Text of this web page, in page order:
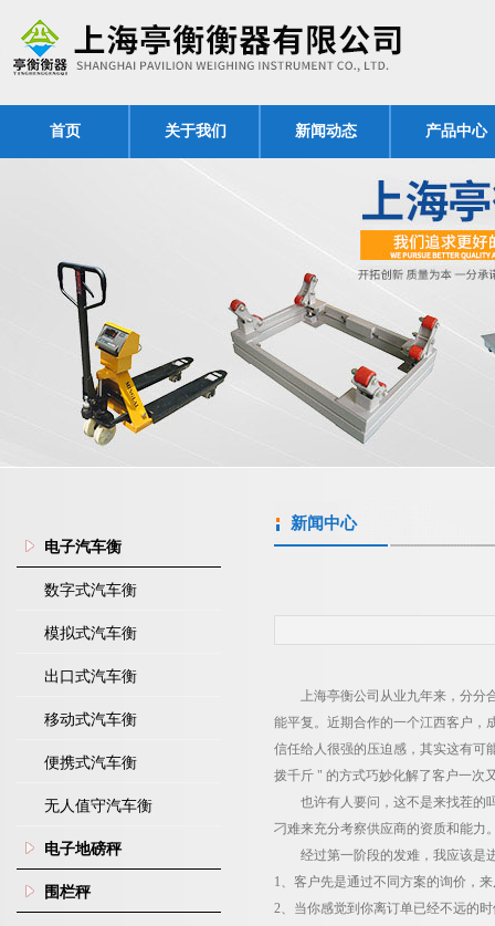
首页 关于我们 新闻动态 产品中心
电子汽车衡
数字式汽车衡
模拟式汽车衡
出口式汽车衡
移动式汽车衡
便携式汽车衡
无人值守汽车衡
电子地磅秤
围栏秤
新闻中心
上海亭衡公司从业九年来，分分
能平复。近期合作的一个江西客户，
信任给人很强的压迫感，其实这有可
拨千斤 " 的方式巧妙化解了客户一次
也许有人要问，这不是来找茬的
刁难来充分考察供应商的资质和能力
经过第一阶段的发难，我应该是
1、客户先是通过不同方案的询价，
2、当你感觉到你离订单已经不远的